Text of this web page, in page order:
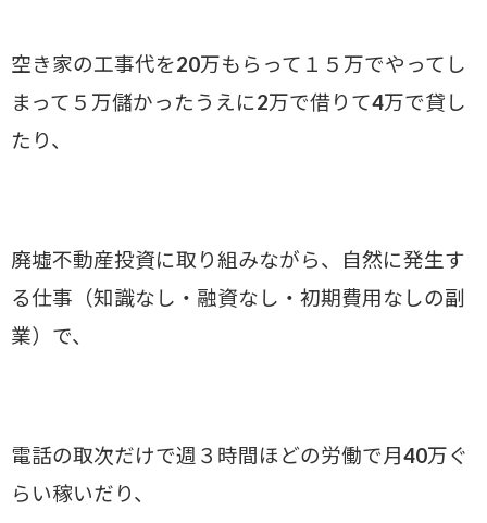
空き家の工事代を20万もらって１５万でやってし
まって５万儲かったうえに2万で借りて4万で貸し
たり、
廃墟不動産投資に取り組みながら、自然に発生す
る仕事（知識なし・融資なし・初期費用なしの副
業）で、
電話の取次だけで週３時間ほどの労働で月40万ぐ
らい稼いだり、